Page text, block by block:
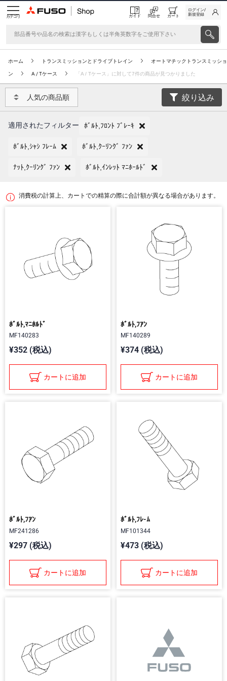
カテゴリ ガイド 問合せ カート
ログイン/
新規登録
ホーム トランスミッションとドライブトレイン オートマチックトランスミッショ
ン A / Tケース 「A / Tケース」に対して7件の商品が見つかりました
人気の商品順 絞り込み
適用されたフィルター ﾎﾞﾙﾄ,ﾌﾛﾝﾄ ﾌﾞﾚｰｷ
ﾎﾞﾙﾄ,ｼｬｼ ﾌﾚｰﾑ ﾎﾞﾙﾄ,ｸｰﾘﾝｸﾞ ﾌｧﾝ
ﾅｯﾄ,ｸｰﾘﾝｸﾞ ﾌｧﾝ ﾎﾞﾙﾄ,ｲﾝﾚｯﾄ ﾏﾆﾎｰﾙﾄﾞ
消費税の計算上、カートでの精算の際に合計額が異なる場合があります。
ﾎﾞﾙﾄ,ﾏﾆﾎﾙﾄﾞ
MF140283
¥352 (税込)
カートに追加
ﾎﾞﾙﾄ,ﾌｱﾝ
MF140289
¥374 (税込)
カートに追加
ﾎﾞﾙﾄ,ﾌｱﾝ
MF241286
¥297 (税込)
カートに追加
ﾎﾞﾙﾄ,ﾌﾚ-ﾑ
MF101344
¥473 (税込)
カートに追加